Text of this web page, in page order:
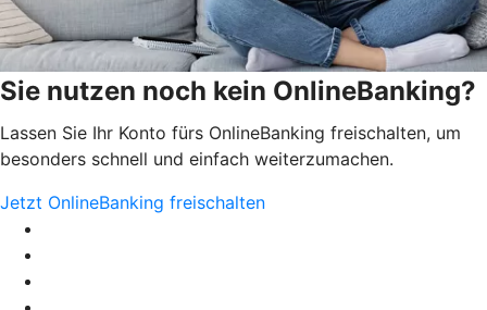
Sie nutzen noch kein OnlineBanking?
Lassen Sie Ihr Konto fürs OnlineBanking freischalten, um
besonders schnell und einfach weiterzumachen.
Jetzt OnlineBanking freischalten